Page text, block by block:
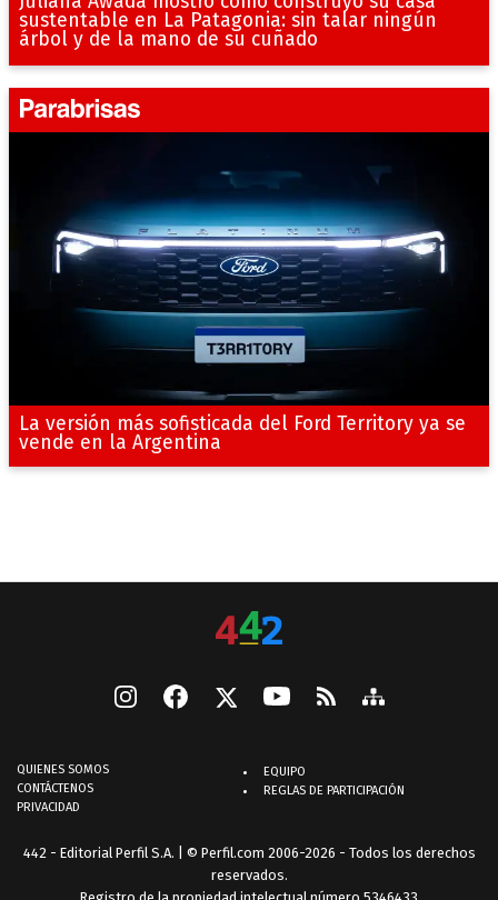
sustentable en La Patagonia: sin talar ningún
árbol y de la mano de su cuñado
La versión más sofisticada del Ford Territory ya se
vende en la Argentina
QUIENES SOMOS
CONTÁCTENOS
PRIVACIDAD
EQUIPO
REGLAS DE PARTICIPACIÓN
442 - Editorial Perfil S.A. | © Perfil.com 2006-2026 - Todos los derechos
reservados.